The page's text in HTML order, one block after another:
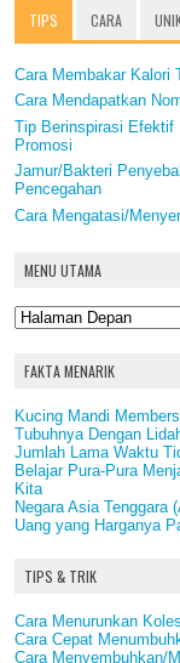
TIPS CARA
Cara Membakar Kalori
Cara Mendapatkan
Tip Berinspirasi Efektif
Promosi
Jamur/Bakteri
Pencegahan
Cara Mengatasi/
MENU UTAMA
FAKTA MENARIK
Kucing Mandi
Tubuhnya Dengan
Jumlah Lama Waktu
Belajar Pura-Pura
Kita
Negara Asia Tenggara
Uang yang Harganya
TIPS & TRIK
Cara Menurunkan
Cara Cepat
Cara Menyembuhkan/